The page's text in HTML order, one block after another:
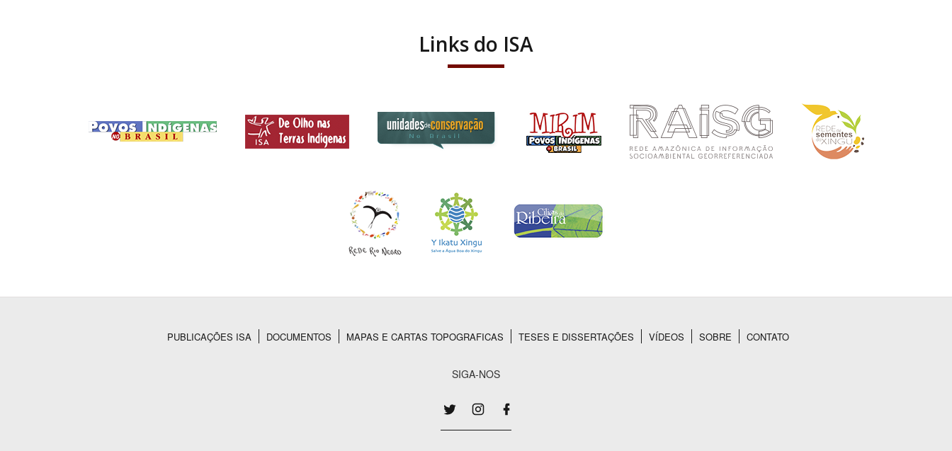
Links do ISA
PUBLICAÇÕES ISA DOCUMENTOS MAPAS E CARTAS TOPOGRAFICAS TESES E DISSERTAÇÕES VÍDEOS SOBRE CONTATO
SIGA-NOS